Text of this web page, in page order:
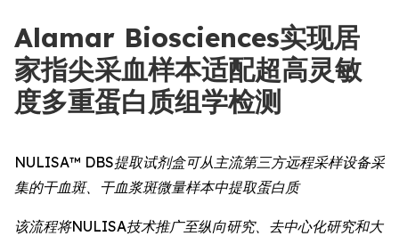
Alamar Biosciences实现居
家指尖采血样本适配超高灵敏
度多重蛋白质组学检测
NULISA™ DBS提取试剂盒可从主流第三方远程采样设备采
集的干血斑、干血浆斑微量样本中提取蛋白质
该流程将NULISA技术推广至纵向研究、去中心化研究和大